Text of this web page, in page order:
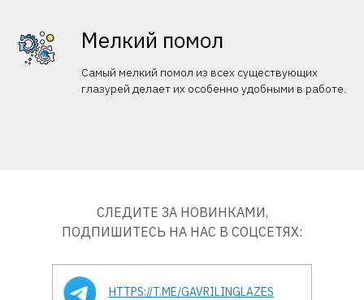
Мелкий помол
Самый мелкий помол из всех существующих
глазурей делает их особенно удобными в работе.
СЛЕДИТЕ ЗА НОВИНКАМИ,
ПОДПИШИТЕСЬ НА НАС В СОЦСЕТЯХ:
HTTPS://T.ME/GAVRILINGLAZES